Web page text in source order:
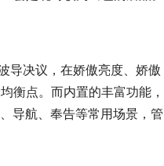
导决议，在娇傲亮度、娇傲
衡点。而内置的丰富功能，
导航、奉告等常用场景，管